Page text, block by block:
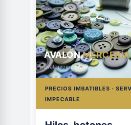
AVALONMERCERÍA
avalonmerceria.es
PRECIOS IMBATIBLES ·
IMPECABLE